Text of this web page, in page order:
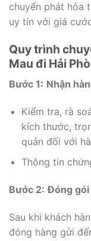
chuyển phát hỏa
uy tín với giá
Quy trình
Mau đi Hải
Bước 1: Nhận
Kiểm tra, rà
kích thước,
quản đối với
Thông tin
Bước 2: Đóng gói
Sau khi khách
đóng hàng gửi